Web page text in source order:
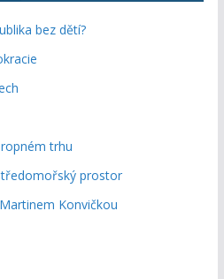
bez dětí?
trhu
prostor
Konvičkou